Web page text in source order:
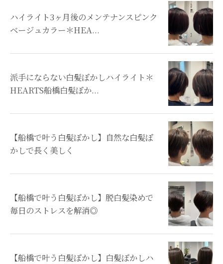
ハイライト3ヶ月後のメンテナンスピンク
ベージュカラー＊HEA...
派手にならない白髪ぼかしハイライト＊
HEARTS船橋白髪ぼか...
【船橋で叶う白髪ぼかし】自然な白髪ぼ
かしで長く美しく
【船橋で叶う白髪ぼかし】脱白髪染めで
毎日のストレスを解消◎
【船橋で叶う白髪ぼかし】白髪ぼかしハ